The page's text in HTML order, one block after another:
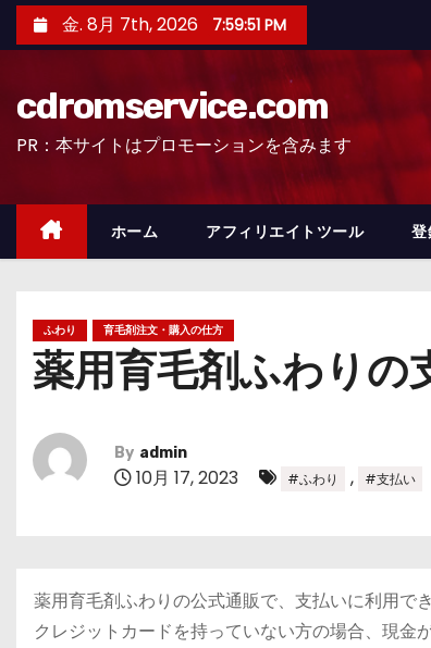
ン
ッ
金. 8月 7th, 2026 7:59:52 PM
cdromservice.com
PR：本サイトはプロモーションを含みます
ホーム アフィリエイトツール 登
ふわり 育毛剤注文・購入の仕方
薬用育毛剤ふわりの
By admin
10月 17, 2023 #ふわり , #支払い
薬用育毛剤ふわりの公式通販で、支払いに利用で
クレジットカードを持っていない方の場合、現金